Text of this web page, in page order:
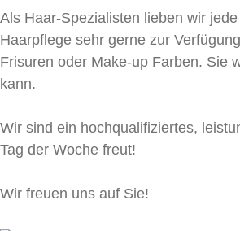
Als Haar-Spezialisten lieben wir
Haarpflege sehr gerne zur
Frisuren oder Make-up Farben. Sie
kann.
Wir sind ein hochqualifiziertes,
Tag der Woche freut!
Wir freuen uns auf Sie!